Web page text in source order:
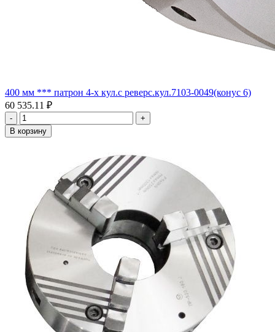
400 мм *** патрон 4-х кул.с реверс.кул.7103-0049(конус 6)
60 535.11 ₽
-
+
В корзину